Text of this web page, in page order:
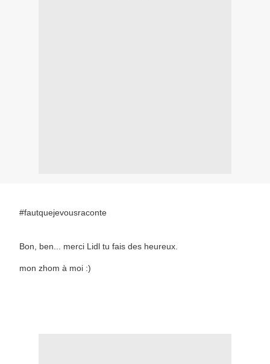
#fautquejevousraconte
Bon, ben... merci Lidl tu fais des heureux.
mon zhom à moi :)